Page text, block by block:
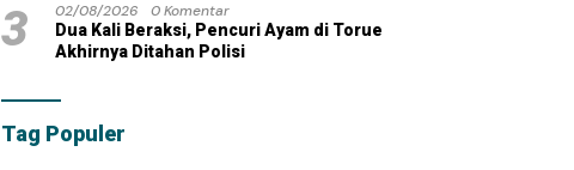
3 02/08/2026
0 Komentar
Dua Kali Beraksi, Pencuri Ayam di Torue
Akhirnya Ditahan Polisi
Tag Populer